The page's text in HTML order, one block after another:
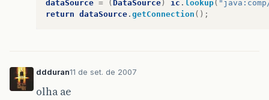
dataSource = ( DataSource ) ic . lookup(
return dataSource . getConnection ();
ddduran11 de set. de 2007
olha ae